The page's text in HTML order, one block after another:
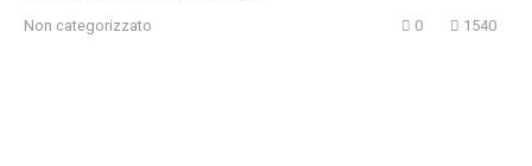
Non categorizzato 0 1540